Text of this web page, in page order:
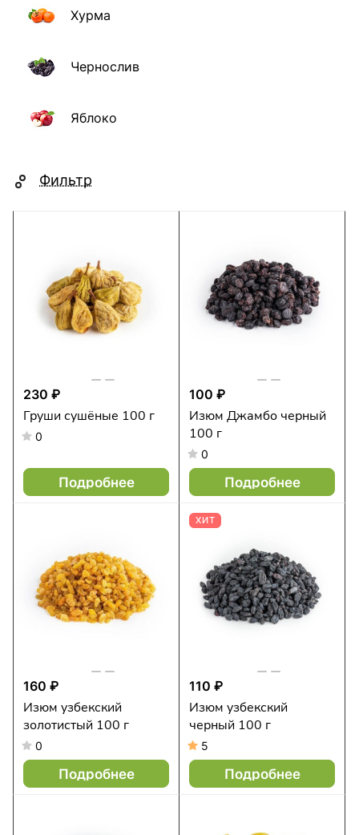
Хурма
Чернослив
Яблоко
Фильтр
230 ₽
Груши сушёные 100 г
0
Подробнее
100 ₽
Изюм Джамбо черный
100 г
0
Подробнее
160 ₽
Изюм узбекский
золотистый 100 г
0
Подробнее
ХИТ
110 ₽
Изюм узбекский
черный 100 г
5
Подробнее